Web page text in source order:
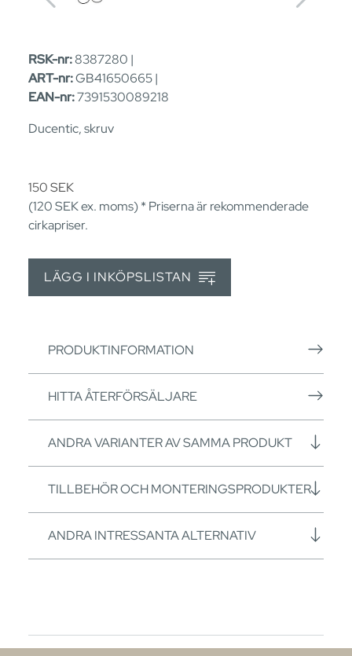
RSK-nr:8387280 |
ART-nr:GB41650665 |
EAN-nr:7391530089218
Ducentic, skruv
150SEK
(120SEKex. moms) * Priserna är rekommenderade
cirkapriser.
LÄGG I INKÖPSLISTAN
PRODUKTINFORMATION
HITTA ÅTERFÖRSÄLJARE
ANDRA VARIANTER AV SAMMA PRODUKT
TILLBEHÖR OCH MONTERINGSPRODUKTER
ANDRA INTRESSANTA ALTERNATIV